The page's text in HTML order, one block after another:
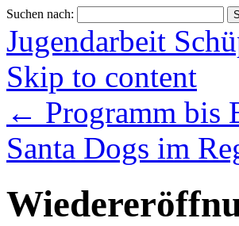
Suchen nach:
Jugendarbeit
Skip to content
← Programm bis
Santa Dogs im